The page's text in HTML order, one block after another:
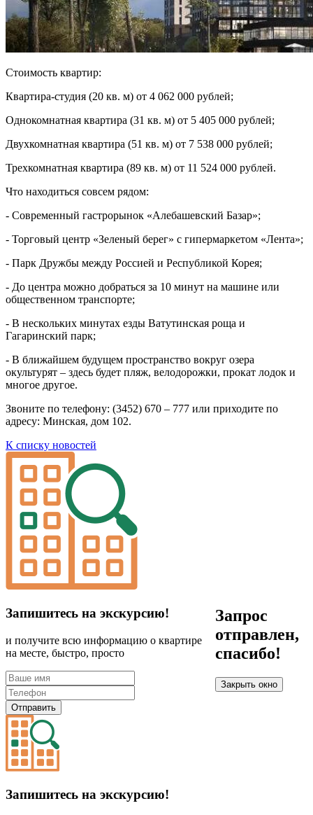
Стоимость квартир:
Квартира-студия (20 кв. м) от 4 062 000 рублей;
Однокомнатная квартира (31 кв. м) от 5 405 000 рублей;
Двухкомнатная квартира (51 кв. м) от 7 538 000 рублей;
Трехкомнатная квартира (89 кв. м) от 11 524 000 рублей.
Что находиться совсем рядом:
- Современный гастрорынок «Алебашевский Базар»;
- Торговый центр «Зеленый берег» с гипермаркетом «Лента»;
- Парк Дружбы между Россией и Республикой Корея;
- До центра можно добраться за 10 минут на машине или
общественном транспорте;
- В нескольких минутах езды Ватутинская роща и
Гагаринский парк;
- В ближайшем будущем пространство вокруг озера
окультурят – здесь будет пляж, велодорожки, прокат лодок и
многое другое.
Звоните по телефону: (3452) 670 – 777 или приходите по
адресу: Минская, дом 102.
К списку новостей
Запишитесь на экскурсию!
и получите всю информацию о квартире
на месте, быстро, просто
Отправить
Запрос
отправлен,
спасибо!
Закрыть окно
Запишитесь на экскурсию!